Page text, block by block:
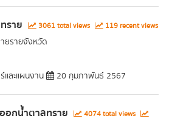
ราย 3061 total views 119 recent views
ยรายจังหวัด
ละแผนงาน 20 กุมภาพันธ์ 2567
อกน้ำตาลทราย
4074 total views